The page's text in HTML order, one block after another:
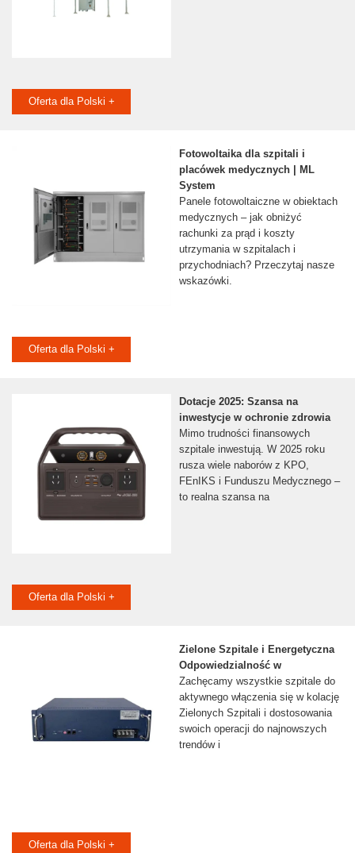
Oferta dla Polski +
Fotowoltaika dla szpitali i
placówek medycznych | ML
System
Panele fotowoltaiczne w obiektach
medycznych – jak obniżyć
rachunki za prąd i koszty
utrzymania w szpitalach i
przychodniach? Przeczytaj nasze
wskazówki.
Oferta dla Polski +
Dotacje 2025: Szansa na
inwestycje w ochronie zdrowia
Mimo trudności finansowych
szpitale inwestują. W 2025 roku
rusza wiele naborów z KPO,
FEnIKS i Funduszu Medycznego –
to realna szansa na
Oferta dla Polski +
Zielone Szpitale i Energetyczna
Odpowiedzialność w
Zachęcamy wszystkie szpitale do
aktywnego włączenia się w kolację
Zielonych Szpitali i dostosowania
swoich operacji do najnowszych
trendów i
Oferta dla Polski +